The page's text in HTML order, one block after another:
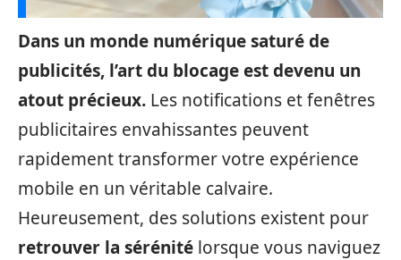
Dans un monde numérique saturé de
publicités, l’art du blocage est devenu un
atout précieux. Les notifications et fenêtres
publicitaires envahissantes peuvent
rapidement transformer votre expérience
mobile en un véritable calvaire.
Heureusement, des solutions existent pour
retrouver la sérénité lorsque vous naviguez